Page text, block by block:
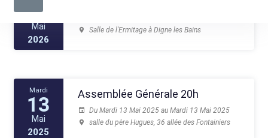
26
Mai
2026
Salle de l'Ermitage à Digne les Bains
Mardi
13
Mai
2025
Assemblée Générale 20h
Du Mardi 13 Mai 2025 au Mardi 13 Mai 2025
salle du père Hugues, 36 allée des Fontainiers